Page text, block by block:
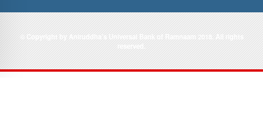
© Copyright by Aniruddha’s Universal Bank of Ramnaam 2018. All rights
reserved.